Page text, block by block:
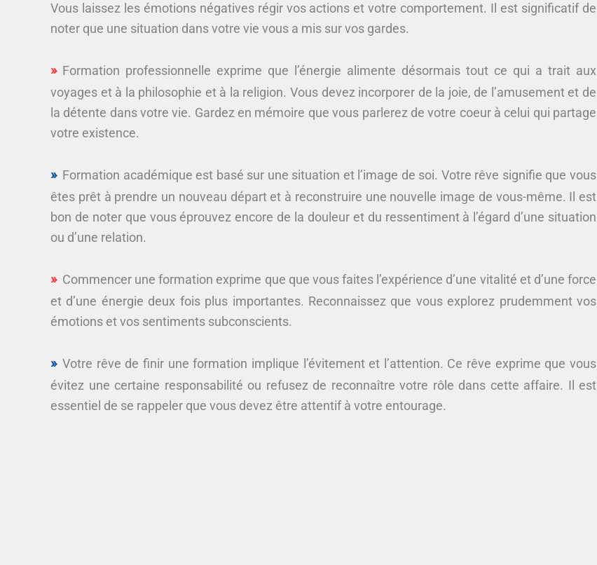
Vous laissez les émotions négatives régir vos actions et votre comportement. Il est significatif de
noter que une situation dans votre vie vous a mis sur vos gardes.
Formation professionnelle exprime que l’énergie alimente désormais tout ce qui a trait aux
voyages et à la philosophie et à la religion. Vous devez incorporer de la joie, de l’amusement et de
la détente dans votre vie. Gardez en mémoire que vous parlerez de votre coeur à celui qui partage
votre existence.
Formation académique est basé sur une situation et l’image de soi. Votre rêve signifie que vous
êtes prêt à prendre un nouveau départ et à reconstruire une nouvelle image de vous-même. Il est
bon de noter que vous éprouvez encore de la douleur et du ressentiment à l’égard d’une situation
ou d’une relation.
Commencer une formation exprime que que vous faites l’expérience d’une vitalité et d’une force
et d’une énergie deux fois plus importantes. Reconnaissez que vous explorez prudemment vos
émotions et vos sentiments subconscients.
Votre rêve de finir une formation implique l’évitement et l’attention. Ce rêve exprime que vous
évitez une certaine responsabilité ou refusez de reconnaître votre rôle dans cette affaire. Il est
essentiel de se rappeler que vous devez être attentif à votre entourage.